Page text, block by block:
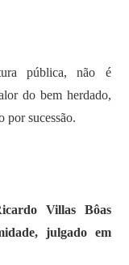
pública, não é
do bem herdado,
por sucessão.
Villas Bôas
julgado em